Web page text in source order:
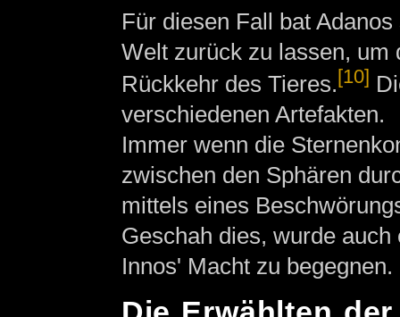
Für diesen Fall bat
Welt zurück zu lassen, um
Rückkehr des Tieres.[10]
verschiedenen Artefakten.
Immer wenn die
zwischen den Sphären
mittels eines
Geschah dies, wurde
Innos' Macht zu begegnen.